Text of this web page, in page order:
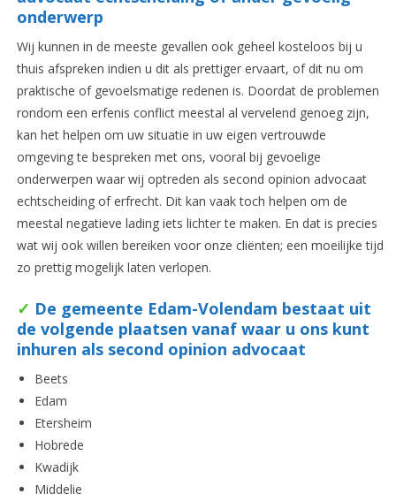
onderwerp
Wij kunnen in de meeste gevallen ook geheel kosteloos bij u
thuis afspreken indien u dit als prettiger ervaart, of dit nu om
praktische of gevoelsmatige redenen is. Doordat de problemen
rondom een erfenis conflict meestal al vervelend genoeg zijn,
kan het helpen om uw situatie in uw eigen vertrouwde
omgeving te bespreken met ons, vooral bij gevoelige
onderwerpen waar wij optreden als second opinion advocaat
echtscheiding of erfrecht. Dit kan vaak toch helpen om de
meestal negatieve lading iets lichter te maken. En dat is precies
wat wij ook willen bereiken voor onze cliënten; een moeilijke tijd
zo prettig mogelijk laten verlopen.
✓ De gemeente Edam-Volendam bestaat uit
de volgende plaatsen vanaf waar u ons kunt
inhuren als second opinion advocaat
Beets
Edam
Etersheim
Hobrede
Kwadijk
Middelie